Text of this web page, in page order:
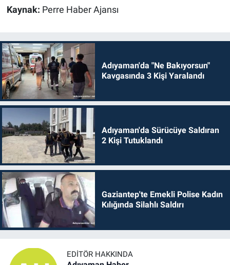
Kaynak: Perre Haber Ajansı
Adıyaman'da "Ne Bakıyorsun"
Kavgasında 3 Kişi Yaralandı
Adıyaman'da Sürücüye Saldıran
2 Kişi Tutuklandı
Gaziantep'te Emekli Polise Kadın
Kılığında Silahlı Saldırı
EDITÖR HAKKINDA